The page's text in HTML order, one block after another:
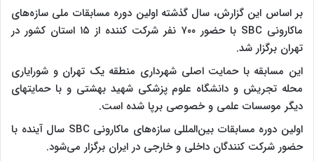
بر اساس این گزارش، سال گذشته اولین دوره مسابقات ملی سازه‌های
ماکارونی SBC با حضور ۷۰۰ نفر شرکت کننده از ۱۵ استان کشور در
تهران برگزار شد.
این مسابقه با حمایت اصلی شهرداری منطقه یک تهران و شورایاری
محله تجریش و دانشگاه علوم پزشکی شهید بهشتی و با حمایتهای
دیگر موسسات علمی و خصوصی برپا شده است.
اولین دوره مسابقات بین‌المللی سازه‌های ماکارونی SBC سال آینده با
حضور شرکت کنندگان داخلی و خارجی در ایران برگزار می‌شود.